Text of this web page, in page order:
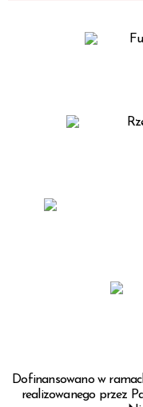
Dofinansowano w
realizowanego przez